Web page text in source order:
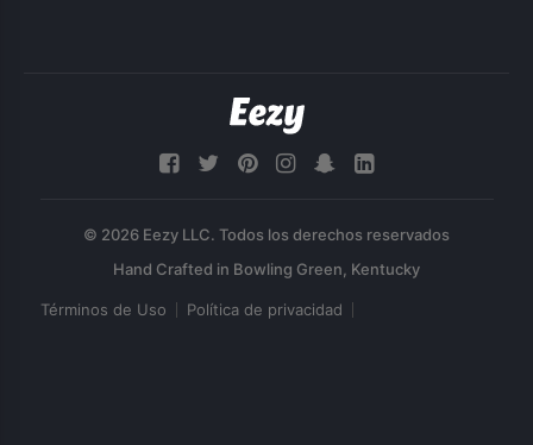
© 2026 Eezy LLC. Todos los derechos reservados
Términos de Uso Política de privacidad